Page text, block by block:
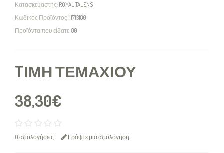
Κατασκευαστής: ROYAL TALENS
Κωδικός Προϊόντος:11713180
Προϊόντα που είδατε:80
TΙΜΉ ΤΕΜΑΧΊΟΥ
38,30€
0 αξιολογήσεις Γράψτε μια αξιολόγηση